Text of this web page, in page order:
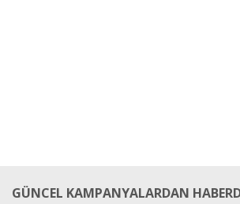
GÜNCEL KAMPANYALARDAN